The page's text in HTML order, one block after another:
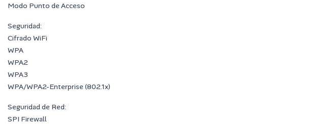
Modo Punto de Acceso
Seguridad:
Cifrado WiFi
WPA
WPA2
WPA3
WPA/WPA2-Enterprise (802.1x)
Seguridad de Red:
SPI Firewall